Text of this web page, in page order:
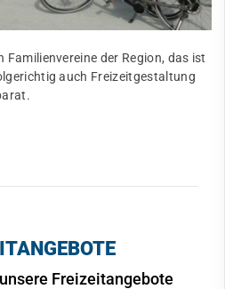
Familienvereine der Region, das ist
auch Freizeitgestaltung
Freizeitangebote